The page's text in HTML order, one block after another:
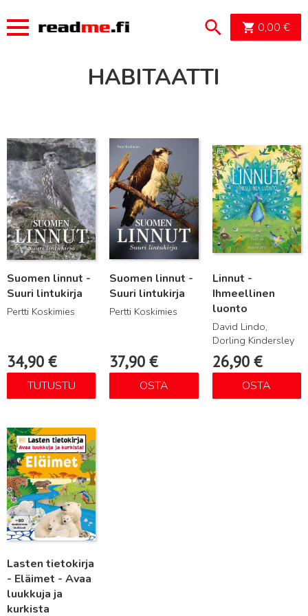
0,00 €
HABITAATTI
Suomen linnut -
Suuri lintukirja
Pertti Koskimies
34,90 €
TUTUSTU
Lue lisää
Suomen linnut -
Suuri lintukirja
Pertti Koskimies
37,90€
OSTA
Lue lisää
Linnut -
Ihmeellinen
luonto
David Lindo,
Dorling Kindersley
26,90 €
OSTA
Lue lisää
Lasten tietokirja
- Eläimet - Avaa
luukkuja ja
kurkista
Lue lisää